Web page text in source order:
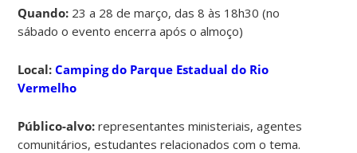
Quando: 23 a 28 de março, das 8 às 18h30 (no
sábado o evento encerra após o almoço)
Local: Camping do Parque Estadual do Rio
Vermelho
Público-alvo: representantes ministeriais, agentes
comunitários, estudantes relacionados com o tema.